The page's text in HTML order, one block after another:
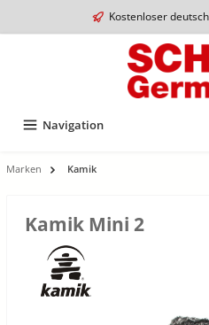
Kostenloser
Navigation
Marken Kamik
Kamik Mini 2